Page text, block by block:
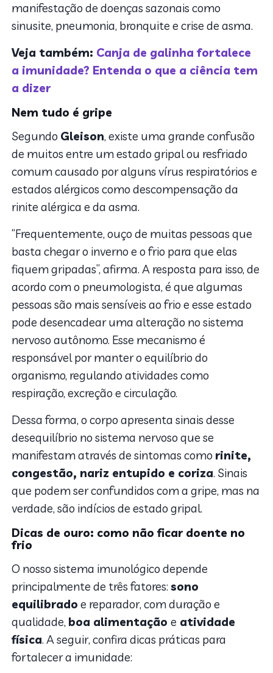
manifestação de doenças sazonais como
sinusite, pneumonia, bronquite e crise de asma.
Veja também: Canja de galinha fortalece
a imunidade? Entenda o que a ciência tem
a dizer
Nem tudo é gripe
Segundo Gleison, existe uma grande confusão
de muitos entre um estado gripal ou resfriado
comum causado por alguns vírus respiratórios e
estados alérgicos como descompensação da
rinite alérgica e da asma.
“Frequentemente, ouço de muitas pessoas que
basta chegar o inverno e o frio para que elas
fiquem gripadas”, afirma. A resposta para isso, de
acordo com o pneumologista, é que algumas
pessoas são mais sensíveis ao frio e esse estado
pode desencadear uma alteração no sistema
nervoso autônomo. Esse mecanismo é
responsável por manter o equilíbrio do
organismo, regulando atividades como
respiração, excreção e circulação.
Dessa forma, o corpo apresenta sinais desse
desequilíbrio no sistema nervoso que se
manifestam através de sintomas como rinite,
congestão, nariz entupido e coriza. Sinais
que podem ser confundidos com a gripe, mas na
verdade, são indícios de estado gripal.
Dicas de ouro: como não ficar doente no
frio
O nosso sistema imunológico depende
principalmente de três fatores:sono
equilibrado e reparador, com duração e
qualidade, boa alimentaçãoe atividade
física. A seguir, confira dicas práticas para
fortalecer a imunidade: